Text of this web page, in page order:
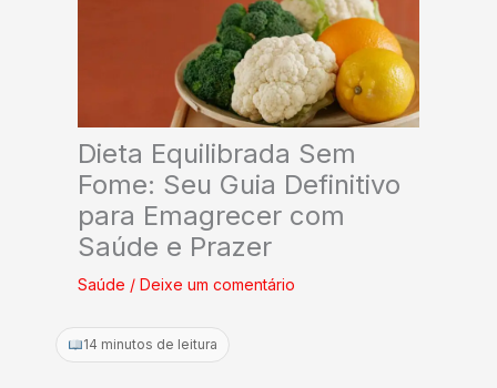
Dieta Equilibrada Sem
Fome: Seu Guia Definitivo
para Emagrecer com
Saúde e Prazer
Saúde / Deixe um comentário
14 minutos de leitura